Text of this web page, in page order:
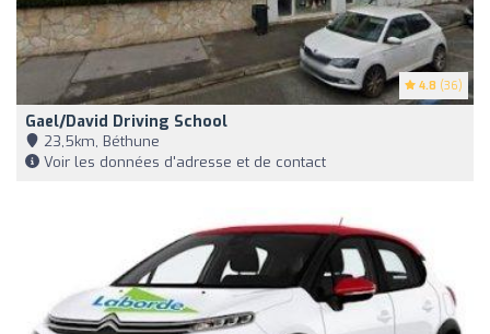
4.8 (36)
Gael/David Driving School
23,5km, Béthune
Voir les données d'adresse et de contact